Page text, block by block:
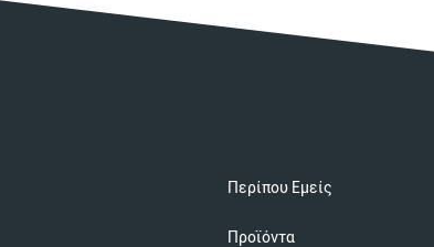
Περίπου Εμείς
Προϊόντα